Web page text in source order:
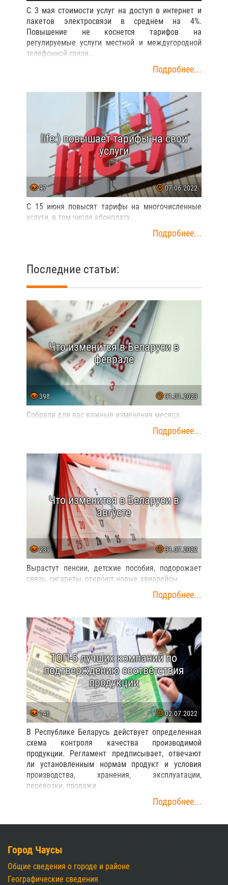
С 3 мая стоимости услуг на доступ в интернет и
пакетов электросвязи в среднем на 4%.
Повышение не коснется тарифов на
регулируемые услуги местной и междугородной
телефонной связи...
Подробнее...
life:) повышает тарифы на свои
услуги
97 07.06.2022
С 15 июня повысят тарифы на многочисленные
услуги, в том числе абонплату.
Подробнее...
Последние статьи:
Что изменится в Беларуси в
феврале
398 31.01.2023
Собрали для вас важные изменения месяца.
Подробнее...
Что изменится в Беларуси в
августе
239 31.07.2022
Вырастут пенсии, детские пособия, подорожает
связь, сигареты, откроют новые авиарейсы.
Подробнее...
ТОП-5 лучших компаний по
подтверждению соответствия
продукции
146 02.07.2022
В Республике Беларусь действует определенная
схема контроля качества производимой
продукции. Регламент предписывает, отвечают
ли установленным нормам продукт и условия
производства, хранения, эксплуатации,
перевозки, продажи.
Подробнее...
Город Чаусы
Общие сведения о городе и районе
Географические сведения